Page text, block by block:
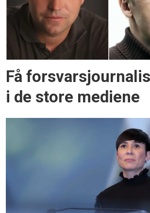
Få
i de store mediene